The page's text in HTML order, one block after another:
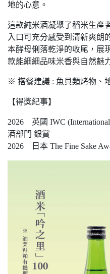
地的心意。
這款純米酒凝聚了稻米生產
入口可充分感受到清新爽朗
本酵母俐落乾淨的收尾，展
款能細細品味米香與自然魅
※ 搭餐建議 : 魚貝類烤物、
【得獎紀事】
2026 英國 IWC
酒部門 銀賞
2026 日本 The Fine Sake